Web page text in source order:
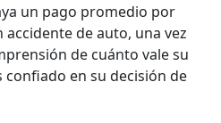
un pago promedio por
de auto, una vez
de cuánto vale su
confiado en su decisión de